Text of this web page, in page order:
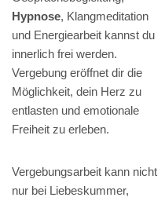
Hypnose, Klangmeditation
und Energiearbeit kannst du
innerlich frei werden.
Vergebung eröffnet dir die
Möglichkeit, dein Herz zu
entlasten und emotionale
Freiheit zu erleben.
Vergebungsarbeit kann nicht
nur bei Liebeskummer,